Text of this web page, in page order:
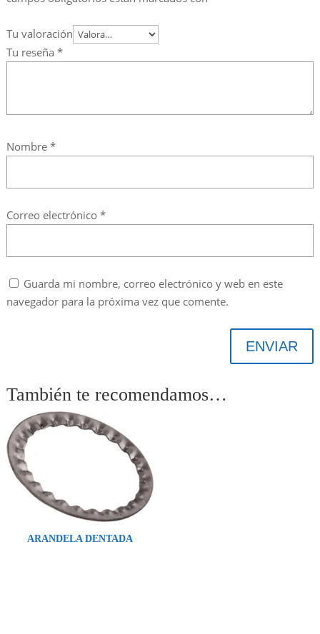
Tu valoración
Tu reseña *
Nombre *
Correo electrónico *
Guarda mi nombre, correo electrónico y web en este
navegador para la próxima vez que comente.
ENVIAR
También te recomendamos…
ARANDELA DENTADA